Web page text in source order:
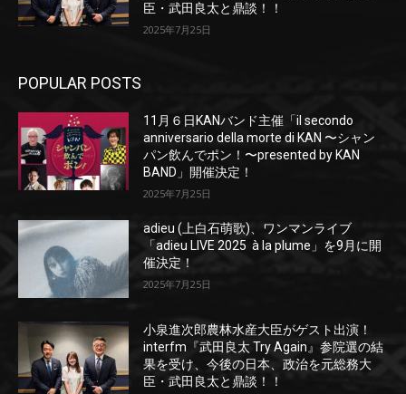
臣・武田良太と鼎談！！
2025年7月25日
POPULAR POSTS
11月６日KANバンド主催「il secondo
anniversario della morte di KAN 〜シャン
パン飲んでポン！〜presented by KAN
BAND」開催決定！
2025年7月25日
adieu (上白石萌歌)、ワンマンライブ
「adieu LIVE 2025 à la plume」を9月に開
催決定！
2025年7月25日
小泉進次郎農林水産大臣がゲスト出演！
interfm『武田良太 Try Again』参院選の結
果を受け、今後の日本、政治を元総務大
臣・武田良太と鼎談！！